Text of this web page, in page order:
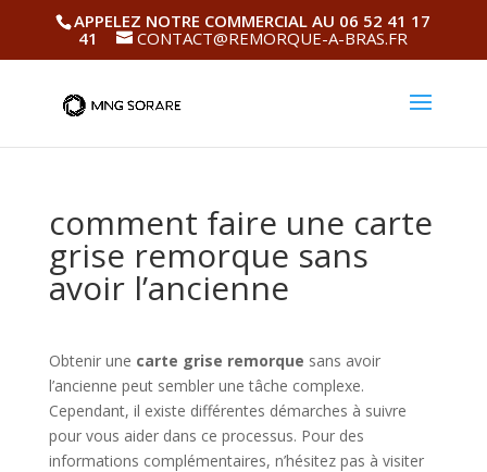
APPELEZ NOTRE COMMERCIAL AU 06 52 41 17
41
CONTACT@REMORQUE-A-BRAS.FR
comment faire une carte
grise remorque sans
avoir l’ancienne
Obtenir une carte grise remorque sans avoir
l’ancienne peut sembler une tâche complexe.
Cependant, il existe différentes démarches à suivre
pour vous aider dans ce processus. Pour des
informations complémentaires, n’hésitez pas à visiter